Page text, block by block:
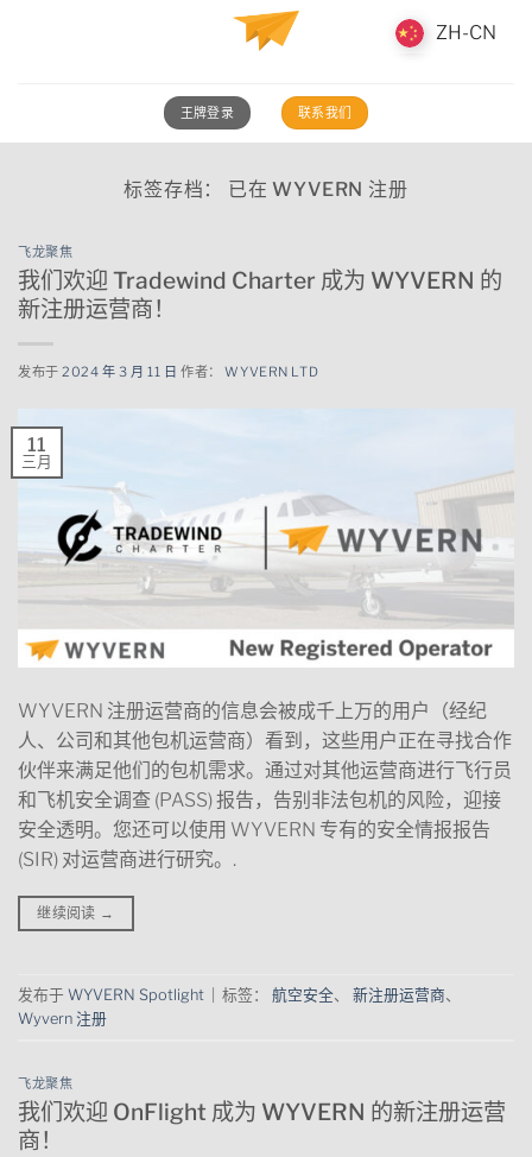
王牌登录 联系我们
标签存档： 已在 WYVERN 注册
飞龙聚焦
我们欢迎 Tradewind Charter 成为 WYVERN 的
新注册运营商！
发布于 2024 年 3 月 11 日 作者：WYVERN LTD
11
三月
WYVERN 注册运营商的信息会被成千上万的用户（经纪
人、公司和其他包机运营商）看到，这些用户正在寻找合作
伙伴来满足他们的包机需求。通过对其他运营商进行飞行员
和飞机安全调查 (PASS) 报告，告别非法包机的风险，迎接
安全透明。您还可以使用 WYVERN 专有的安全情报报告
(SIR) 对运营商进行研究。.
继续阅读 →
发布于 WYVERN Spotlight 标签： 航空安全、 新注册运营商、
Wyvern 注册
飞龙聚焦
我们欢迎 OnFlight 成为 WYVERN 的新注册运营
商！
ZH-CN
ZH-CN